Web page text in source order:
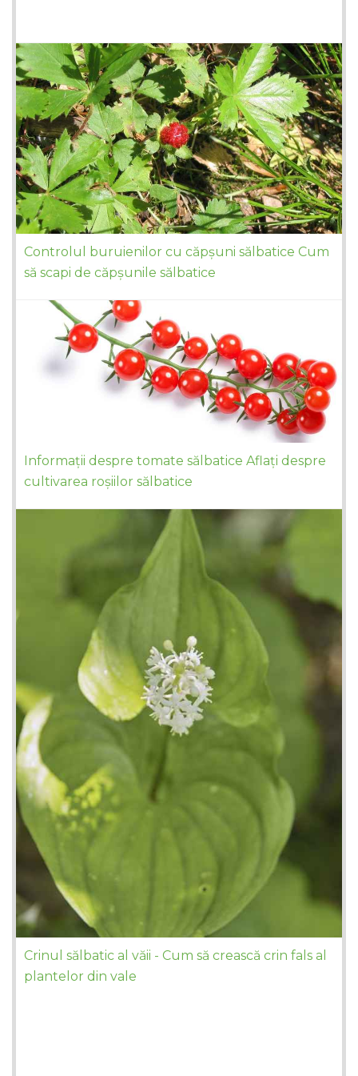
Controlul buruienilor cu căpșuni sălbatice Cum
să scapi de căpșunile sălbatice
Informații despre tomate sălbatice Aflați despre
cultivarea roșiilor sălbatice
Crinul sălbatic al văii - Cum să crească crin fals al
plantelor din vale